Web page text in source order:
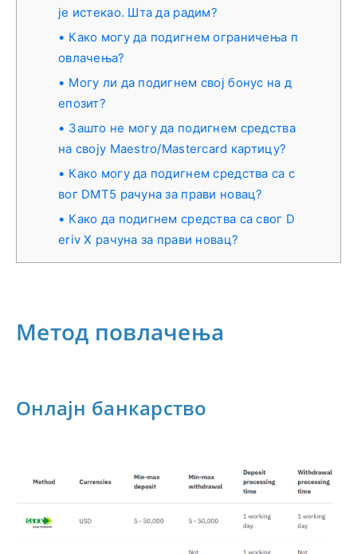
је истекао. Шта да радим?
Како могу да подигнем ограничења п
овлачења?
Могу ли да подигнем свој бонус на д
епозит?
Зашто не могу да подигнем средства
на своју Maestro/Mastercard картицу?
Како могу да подигнем средства са с
вог DMT5 рачуна за прави новац?
Како да подигнем средства са свог D
eriv X рачуна за прави новац?
Метод повлачења
Онлајн банкарство